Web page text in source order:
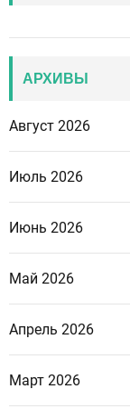
АРХИВЫ
Август 2026
Июль 2026
Июнь 2026
Май 2026
Апрель 2026
Март 2026